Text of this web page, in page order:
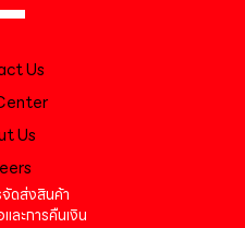
Us
Us
ดส่งสินค้า
ละการคืนเงิน